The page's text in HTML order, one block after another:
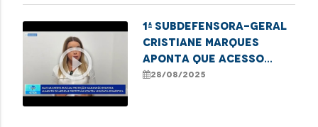
play_circle_outline
1ª subdefensora-geral
Cristiane Marques
aponta que acesso
digital tem sido
violência e busquem
28/08/2025